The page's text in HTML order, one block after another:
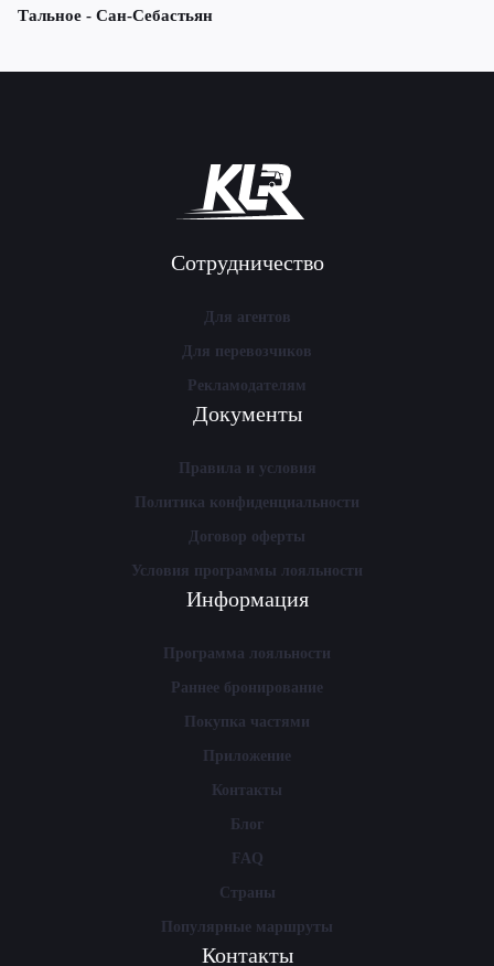
Тальное - Сан-Себастьян
Сотрудничество
Для агентов
Для перевозчиков
Рекламодателям
Документы
Правила и условия
Политика конфиденциальности
Договор оферты
Условия программы лояльности
Информация
Программа лояльности
Раннее бронирование
Покупка частями
Приложение
Контакты
Блог
FAQ
Страны
Популярные маршруты
Контакты